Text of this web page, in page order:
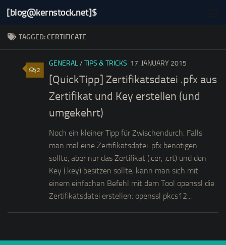
Skip to content
[blog@kernstock.net]$
TAGGED:CERTIFICATE
2
GENERAL/ TIPS & TRICKS 17. JANUARY 2015
[QuickTipp] Zertifikatsdatei .pfx aus
Zertifikat und Key erstellen (und
umgekehrt)
Noch ein kleiner Tipp für Zwischendurch: Falls
man mal eine Zertifikatsdatei .pfx benötigen
sollte, aber nur das Zertifikat (.cer, .crt) und den
Key (.key) besitzen sollte, kann man sich mit
einem einfachen Befehl mit dem Tool openssl die
Zertifikatsdatei erstellen: openssl pkcs12...